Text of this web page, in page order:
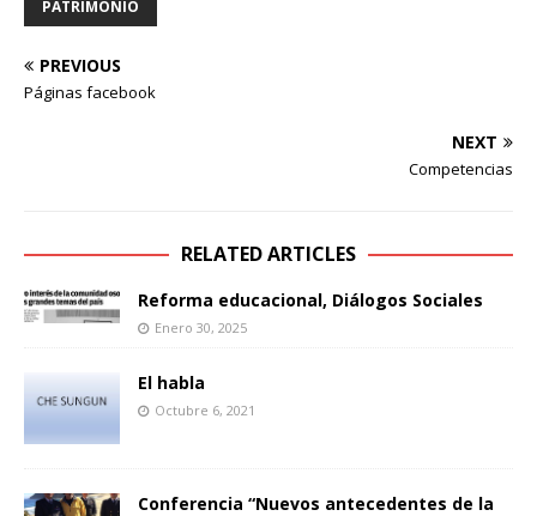
PATRIMONIO
PREVIOUS
Páginas facebook
NEXT
Competencias
RELATED ARTICLES
Reforma educacional, Diálogos Sociales
Enero 30, 2025
El habla
Octubre 6, 2021
Conferencia “Nuevos antecedentes de la